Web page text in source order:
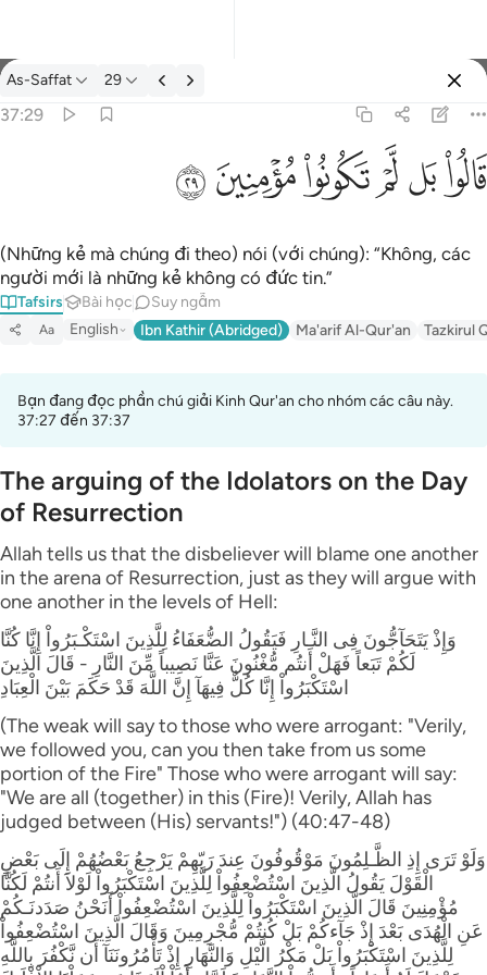
Tafsir: As-Saffat 37:29
As-Saffat 29
37:29
قَالُوا۟ بَل لَّمْ تَكُونُوا۟ مُؤْمِنِينَ ٢٩
ﱘﱙﱚﱛﱜﱝ
(Những kẻ mà chúng đi theo) nói (với chúng): “Không, các
người mới là những kẻ không có đức tin.”
Tafsirs Bài học Suy ngẫm
Aa English Ibn Kathir (Abridged) Ma'arif Al-Qur'an Tazkirul
Bạn đang đọc phần chú giải Kinh Qur'an cho nhóm các câu này.
37:27 đến 37:37
The arguing of the Idolators on the Day
of Resurrection
Allah tells us that the disbeliever will blame one another
in the arena of Resurrection, just as they will argue with
one another in the levels of Hell:
وَإِذْ يَتَحَآجُّونَ فِى النَّـارِ فَيَقُولُ الضُّعَفَاءُ لِلَّذِينَ اسْتَكْـبَرُواْ إِنَّا كُنَّا
لَكُمْ تَبَعاً فَهَلْ أَنتُم مُّغْنُونَ عَنَّا نَصِيباً مِّنَ النَّارِ - قَالَ الَّذِينَ
اسْتَكْبَرُواْ إِنَّا كُلٌّ فِيهَآ إِنَّ اللَّهَ قَدْ حَكَمَ بَيْنَ الْعِبَادِ
(The weak will say to those who were arrogant: "Verily,
we followed you, can you then take from us some
portion of the Fire" Those who were arrogant will say:
"We are all (together) in this (Fire)! Verily, Allah has
judged between (His) servants!") (40:47-48)
وَلَوْ تَرَى إِذِ الظَّـلِمُونَ مَوْقُوفُونَ عِندَ رَبّهِمْ يَرْجِعُ بَعْضُهُمْ إِلَى بَعْضٍ
الْقَوْلَ يَقُولُ الَّذِينَ اسْتُضْعِفُواْ لِلَّذِينَ اسْتَكْبَرُواْ لَوْلاَ أَنتُمْ لَكُنَّا
مُؤْمِنِينَ قَالَ الَّذِينَ اسْتَكْبَرُواْ لِلَّذِينَ اسْتُضْعِفُواْ أَنَحْنُ صَدَدنَـكُمْ
عَنِ الْهُدَى بَعْدَ إِذْ جَآءكُمْ بَلْ كُنتُمْ مُّجْرِمِينَ وَقَالَ الَّذِينَ اسْتُضْعِفُواْ
لِلَّذِينَ اسْتَكْبَرُواْ بَلْ مَكْرُ الَّيْلِ وَالنَّهَارِ إِذْ تَأْمُرُونَنَآ أَن نَّكْفُرَ بِاللَّهِ